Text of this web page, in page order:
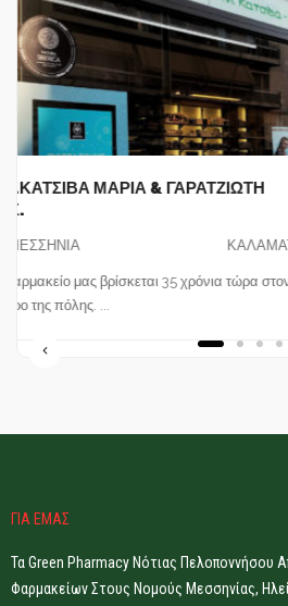
ΦΩΤΟΠΟΥΛΟΣ ΠΑΝ. ΧΡΗΣΤΟΣ
ΓΙΑ ΕΜΑΣ
Τα Green Pharmacy Νότιας Πελοποννήσου
Φαρμακείων Στους Νομούς Μεσσηνίας,